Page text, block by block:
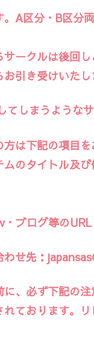
。A区分・B区分
ークルは後回
引き受けいたし
しまうような
は下記の項目を
ムのタイトル及
・ブログ等の
わせ先：
、必ず下記の注
ております。